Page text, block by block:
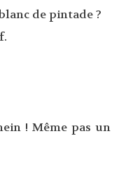
de pintade ?
! Même pas un